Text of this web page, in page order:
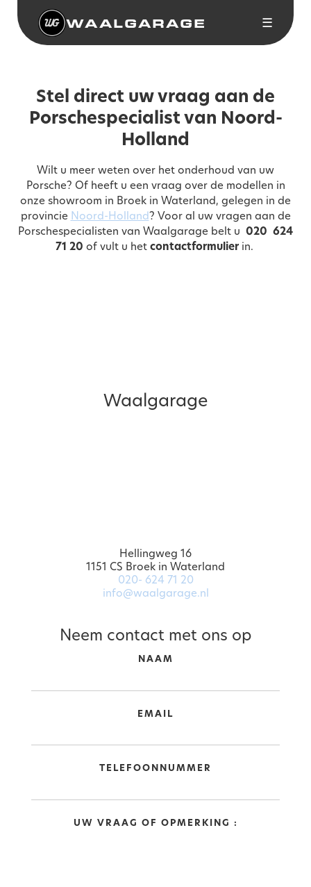
WAALGARAGE ☰
Stel direct uw vraag aan de
Porschespecialist van Noord-
Holland
Wilt u meer weten over het onderhoud van uw
Porsche? Of heeft u een vraag over de modellen in
onze showroom in Broek in Waterland, gelegen in de
provincie Noord-Holland? Voor al uw vragen aan de
Porschespecialisten van Waalgarage belt u 020 624
71 20 of vult u het contactformulierin.
Waalgarage
Hellingweg 16
1151 CS Broek in Waterland
020- 624 71 20
info@waalgarage.nl
Neem contact met ons op
NAAM
EMAIL
TELEFOONNUMMER
UW VRAAG OF OPMERKING :